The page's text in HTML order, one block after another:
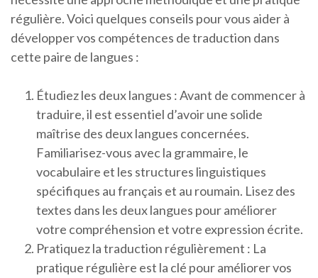
régulière. Voici quelques conseils pour vous aider à
développer vos compétences de traduction dans
cette paire de langues :
Étudiez les deux langues : Avant de commencer à
traduire, il est essentiel d’avoir une solide
maîtrise des deux langues concernées.
Familiarisez-vous avec la grammaire, le
vocabulaire et les structures linguistiques
spécifiques au français et au roumain. Lisez des
textes dans les deux langues pour améliorer
votre compréhension et votre expression écrite.
Pratiquez la traduction régulièrement : La
pratique régulière est la clé pour améliorer vos